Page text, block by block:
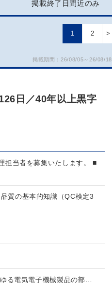
掲載終了日間近のみ
1 2 >
掲載期間：26/08/05～26/08/18
日／40年以上黒字
担当者を募集いたします。 ■
質の基本的知識（QC検定3
る電気電子機械製品の部…